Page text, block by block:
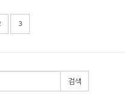
3
검색